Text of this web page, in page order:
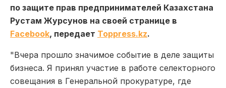
по защите прав предпринимателей Казахстана
Рустам Журсунов на своей странице в
Facebook, передает Toppress.kz.
"Вчера прошло значимое событие в деле защиты
бизнеса. Я принял участие в работе селекторного
совещания в Генеральной прокуратуре, где